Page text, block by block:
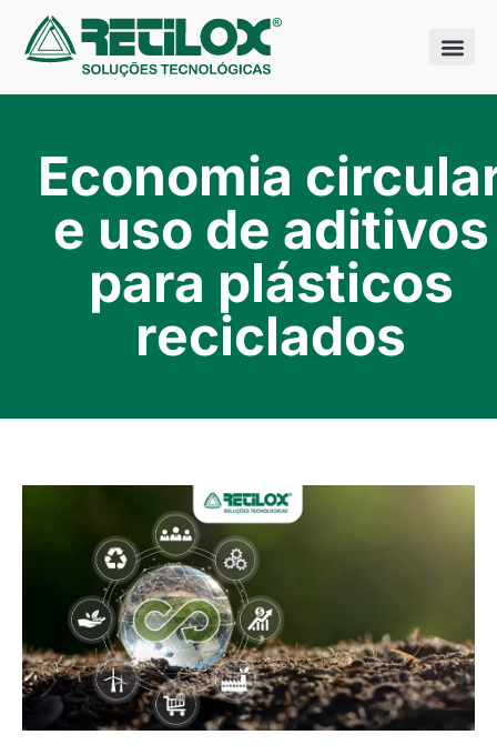
Economia
e uso de aditivos
para plásticos
reciclados